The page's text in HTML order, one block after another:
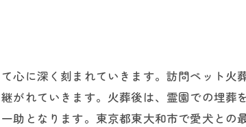
心に深く刻まれていきます。訪問ペット
がれていきます。火葬後は、霊園での埋
助となります。東京都東大和市で愛犬と